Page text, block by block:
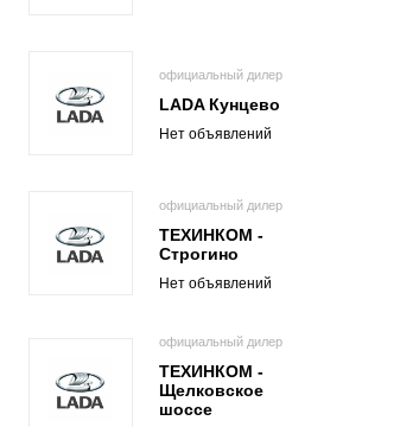
официальный дилер
LADA Кунцево
Нет объявлений
официальный дилер
ТЕХИНКОМ -
Строгино
Нет объявлений
официальный дилер
ТЕХИНКОМ -
Щелковское
шоссе